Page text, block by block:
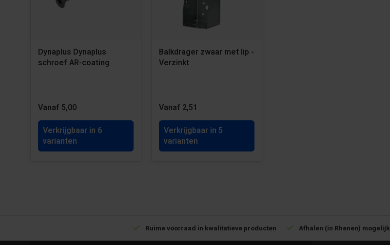
Dynaplus Dynaplus
schroef AR-coating
Vanaf 5,00
Verkrijgbaar in 6
varianten
Balkdrager zwaar met lip -
Verzinkt
Vanaf 2,51
Verkrijgbaar in 5
varianten
Ruime voorraad in kwalitatieve producten Afhalen (in Rhenen) mogelijk